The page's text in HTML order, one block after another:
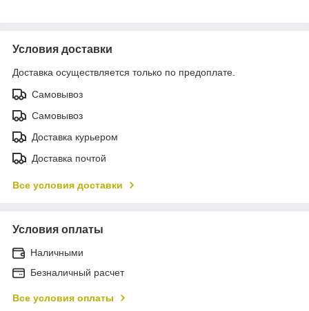
Условия доставки
Доставка осуществляется только по предоплате.
Самовывоз
Самовывоз
Доставка курьером
Доставка почтой
Все условия доставки
Условия оплаты
Наличными
Безналичный расчет
Все условия оплаты